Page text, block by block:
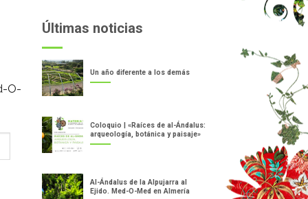
O-
Últimas noticias
Un año diferente a los demás
Coloquio | «Raíces de al-Ándalus:
arqueología, botánica y paisaje»
Al-Ándalus de la Alpujarra al
Ejido. Med-O-Med en Almería